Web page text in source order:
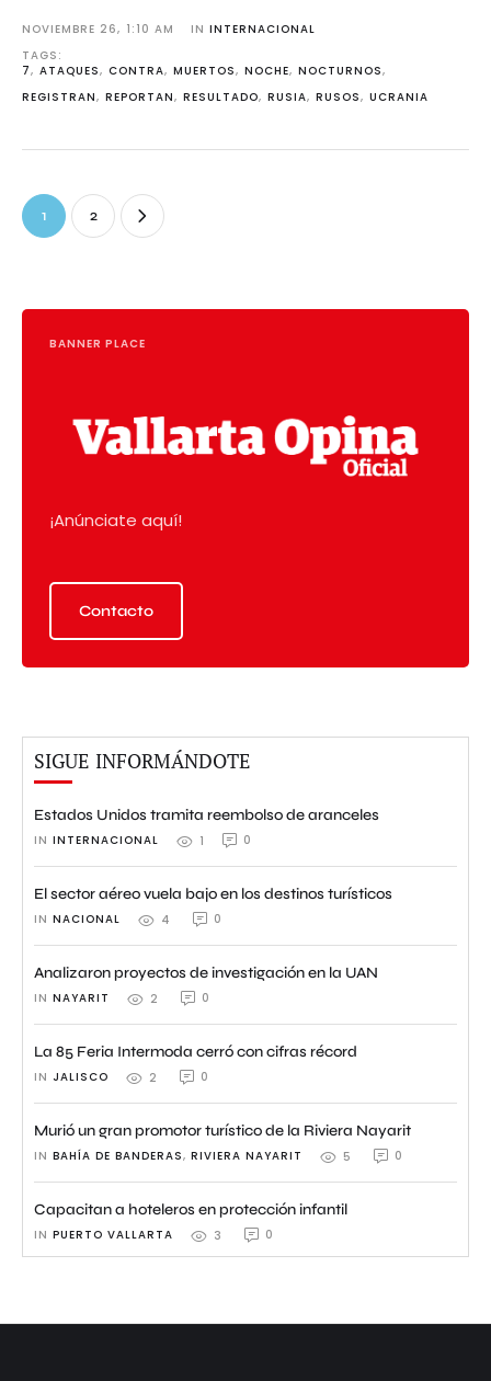
NOVIEMBRE 26, 1:10 AM IN INTERNACIONAL
TAGS:
7, ATAQUES, CONTRA, MUERTOS, NOCHE, NOCTURNOS,
REGISTRAN, REPORTAN, RESULTADO, RUSIA, RUSOS, UCRANIA
1 2
BANNER PLACE
¡Anúnciate aquí!
Contacto
SIGUE INFORMÁNDOTE
Estados Unidos tramita reembolso de aranceles
IN INTERNACIONAL 1 0
El sector aéreo vuela bajo en los destinos turísticos
IN NACIONAL 4 0
Analizaron proyectos de investigación en la UAN
IN NAYARIT 2 0
La 85 Feria Intermoda cerró con cifras récord
IN JALISCO 2 0
Murió un gran promotor turístico de la Riviera Nayarit
IN BAHÍA DE BANDERAS, RIVIERA NAYARIT 5 0
Capacitan a hoteleros en protección infantil
IN PUERTO VALLARTA 3 0